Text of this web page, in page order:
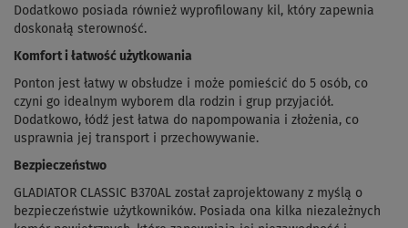
Dodatkowo posiada również wyprofilowany kil, który zapewnia
doskonałą sterowność.
Komfort i łatwość użytkowania
Ponton jest łatwy w obsłudze i może pomieścić do 5 osób, co
czyni go idealnym wyborem dla rodzin i grup przyjaciół.
Dodatkowo, łódź jest łatwa do napompowania i złożenia, co
usprawnia jej transport i przechowywanie.
Bezpieczeństwo
GLADIATOR CLASSIC B370AL został zaprojektowany z myślą o
bezpieczeństwie użytkowników. Posiada ona kilka niezależnych